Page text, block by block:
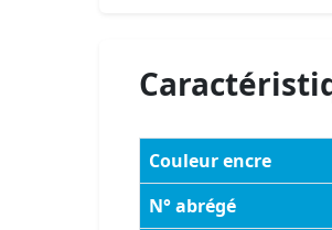
Couleur encre
N° abrégé